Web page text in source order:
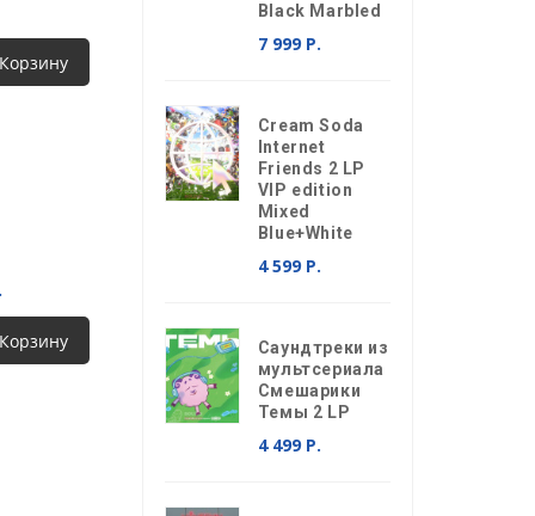
Black Marbled
7 999 Р.
Cream Soda
Internet
Friends 2 LP
VIP edition
Mixed
Blue+White
4 599 Р.
Саундтреки из
мультсериала
Смешарики
Темы 2 LP
4 499 Р.